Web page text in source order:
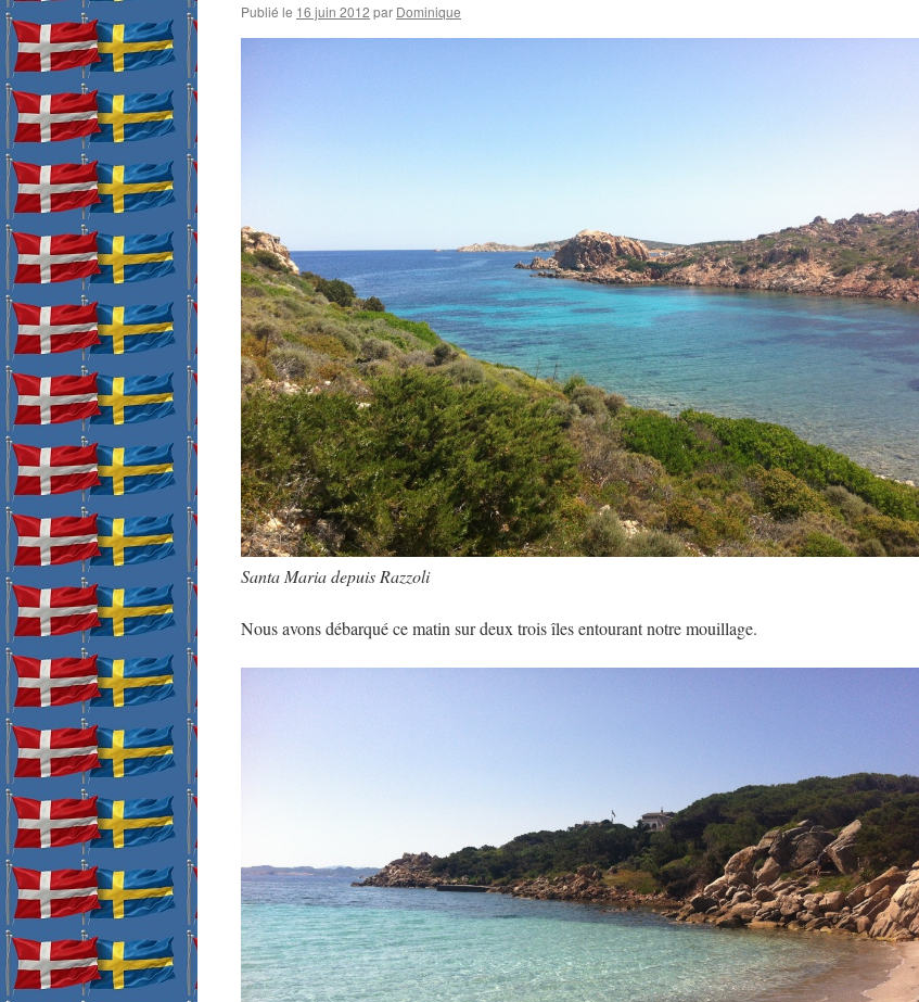
Publié le 16 juin 2012 par Dominique
Santa Maria depuis Razzoli
Nous avons débarqué ce matin sur deux trois îles entourant notre mouillage.